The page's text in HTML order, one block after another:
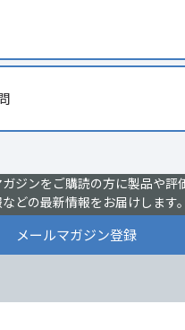
ジンをご購読の方に製品や評
どの最新情報をお届けします。
メールマガジン登録